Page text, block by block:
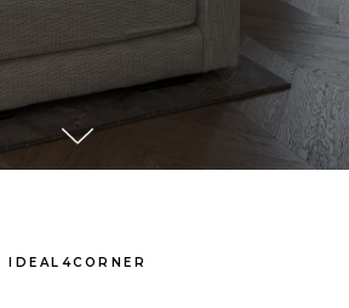
IDEAL4CORNER